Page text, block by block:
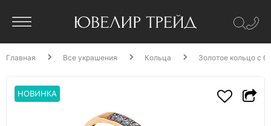
Главная Все украшения Кольца Золотое кольцо с
НОВИНКА